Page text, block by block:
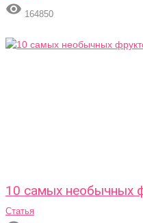
 164850
10 самых необычных
Статья